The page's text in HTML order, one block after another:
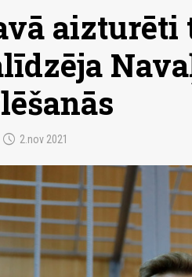
schedule 2.nov 2021